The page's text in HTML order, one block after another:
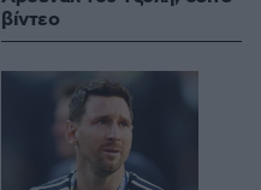
βίντεο